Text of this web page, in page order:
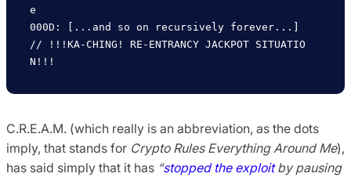
e
000D: [...and so on recursively forever...]
// !!!KA-CHING! RE-ENTRANCY JACKPOT SITUATIO
C.R.E.A.M. (which really is an abbreviation, as the dots
imply, that stands for Crypto Rules Everything Around Me),
has said simply that it has “stopped the exploitby pausing